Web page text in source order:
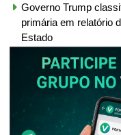
Governo Trump
primária em relatório
Estado